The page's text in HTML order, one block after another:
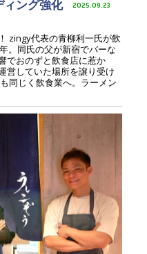
ィング強化
2025.09.23
zingy代表の青柳利一氏が飲
。同氏の父が新宿でバーな
でおのずと飲食店に惹か
営していた場所を譲り受け
同じく飲食業へ。ラーメン